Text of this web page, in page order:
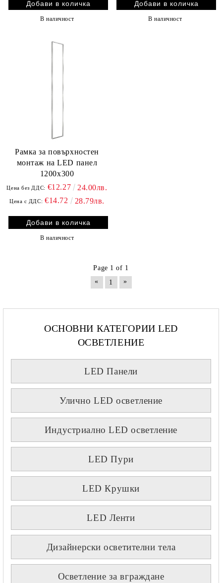
В наличност В наличност
Рамка за повърхностен
монтаж на LED панел
1200х300
Цена без ДДС: €12.27 24.00лв.
Цена с ДДС: €14.72 28.79лв.
В наличност
Page 1 of 1
«
1 »
ОСНОВНИ КАТЕГОРИИ LED
ОСВЕТЛЕНИЕ
LED Панели
Улично LED осветление
Индустриално LED осветление
LED Пури
LED Крушки
LED Ленти
Дизайнерски осветителни тела
Осветление за вграждане